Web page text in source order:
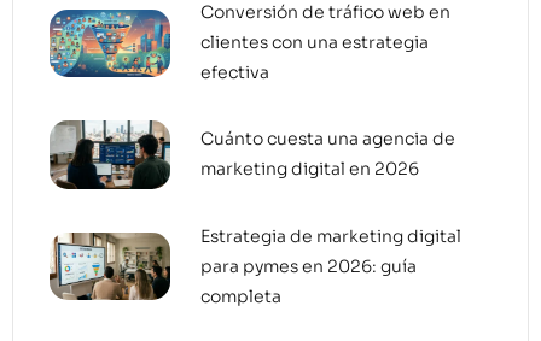
Conversión de tráfico web en
clientes con una estrategia
efectiva
Cuánto cuesta una agencia de
marketing digital en 2026
Estrategia de marketing digital
para pymes en 2026: guía
completa